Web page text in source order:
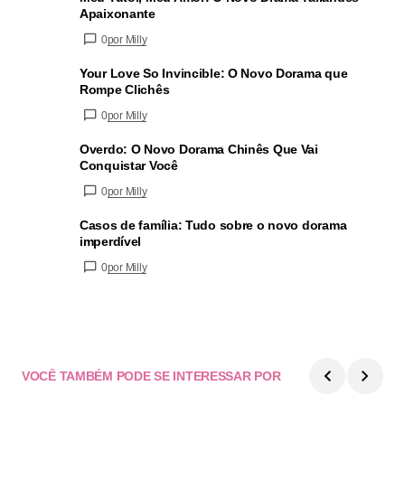
Apaixonante
0por Milly
Your Love So Invincible: O Novo Dorama que
Rompe Clichês
0por Milly
Overdo: O Novo Dorama Chinês Que Vai
Conquistar Você
0por Milly
Casos de família: Tudo sobre o novo dorama
imperdível
0por Milly
VOCÊ TAMBÉM PODE SE INTERESSAR POR